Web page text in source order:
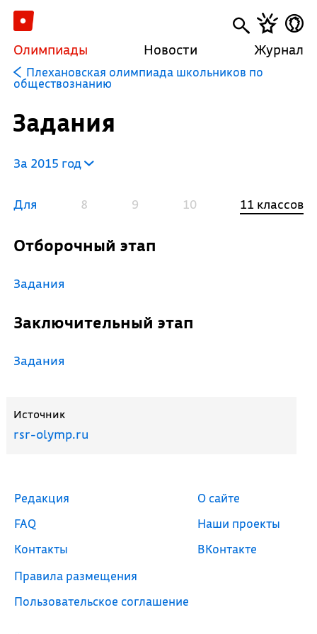
Олимпиады Новости Журнал
Плехановская олимпиада школьников по
обществознанию
Задания
За 2015 год
Для 8 9 10 11 классов
Отборочный этап
Задания
Заключительный этап
Задания
Источник
rsr-olymp.ru
Редакция
FAQ
Контакты
Правила размещения
Пользовательское соглашение
О сайте
Наши проекты
ВКонтакте